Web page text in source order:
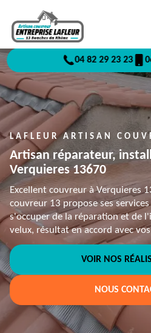
04 82 29 23 23
LAFLEUR ARTISAN
Artisan réparateur,
Verquieres 13670
Excellent couvreur à Verquieres
couvreur 13 propose ses
s'occuper de la réparation et de
velux, résultat en accord avec
VOIR NOS
NOUS